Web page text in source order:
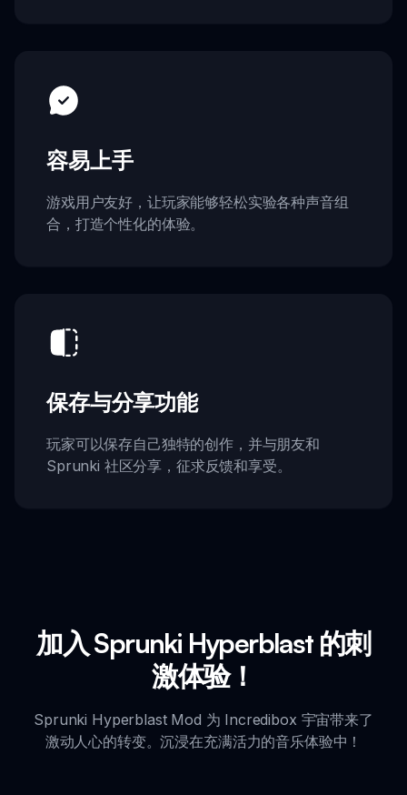
容易上手
游戏用户友好，让玩家能够轻松实验各种声音组
合，打造个性化的体验。
保存与分享功能
玩家可以保存自己独特的创作，并与朋友和
Sprunki 社区分享，征求反馈和享受。
加入 Sprunki Hyperblast 的刺
激体验！
Sprunki Hyperblast Mod 为 Incredibox 宇宙带来了
激动人心的转变。沉浸在充满活力的音乐体验中！